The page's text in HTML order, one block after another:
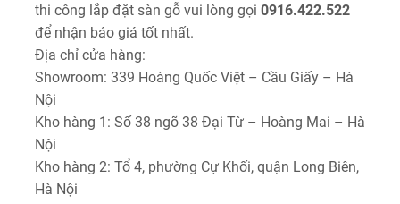
thi công lắp đặt sàn gỗ vui lòng gọi 0916.422.522
để nhận báo giá tốt nhất.
Địa chỉ cửa hàng:
Showroom: 339 Hoàng Quốc Việt – Cầu Giấy – Hà
Nội
Kho hàng 1: Số 38 ngõ 38 Đại Từ – Hoàng Mai – Hà
Nội
Kho hàng 2: Tổ 4, phường Cự Khối, quận Long Biên,
Hà Nội